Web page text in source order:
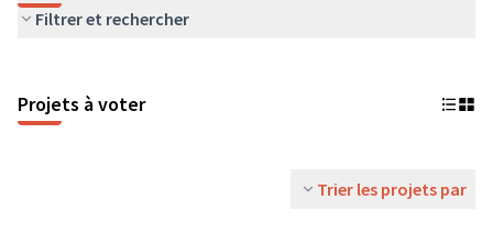
Filtrer et rechercher
Projets à voter
Trier les projets par